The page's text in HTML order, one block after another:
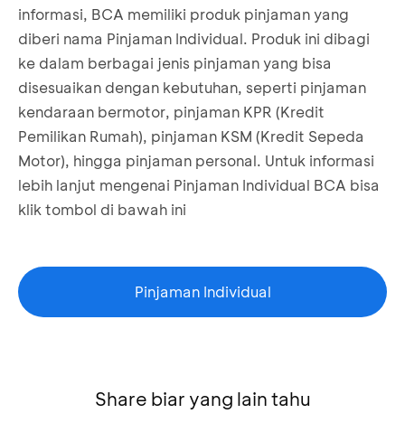
informasi, BCA memiliki produk pinjaman yang
diberi nama Pinjaman Individual. Produk ini dibagi
ke dalam berbagai jenis pinjaman yang bisa
disesuaikan dengan kebutuhan, seperti pinjaman
kendaraan bermotor, pinjaman KPR (Kredit
Pemilikan Rumah), pinjaman KSM (Kredit Sepeda
Motor), hingga pinjaman personal. Untuk informasi
lebih lanjut mengenai Pinjaman Individual BCA bisa
klik tombol di bawah ini
Pinjaman Individual
Share biar yang lain tahu